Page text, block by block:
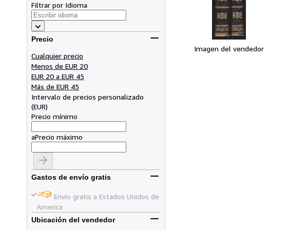
Filtrar por Idioma
Precio
Cualquier precio
Menos de EUR 20
EUR 20 a EUR 45
Más de EUR 45
Intervalo de precios personalizado
(EUR)
Precio mínimo
aPrecio máximo
Gastos de envío gratis
Envío gratis a Estados Unidos de
America
Ubicación del vendedor
Imagen del vendedor